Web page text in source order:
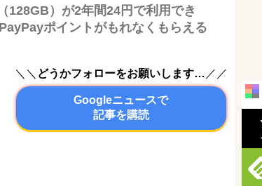
）が2年間24円で利用でき
ポイントがもれなくもらえる
＼＼ どうかフォローをお願いします… ／／
Googleニュースで
記事を購読